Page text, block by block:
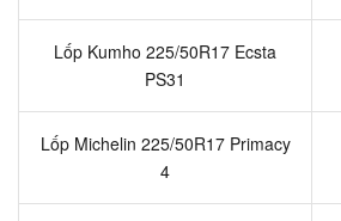
Lốp Kumho 225/50R17 Ecsta
PS31
Lốp Michelin 225/50R17 Primacy
4